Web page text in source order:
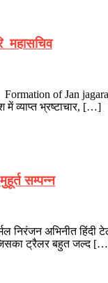
महासचिव
Formation of Jan
में व्याप्त भ्रष्टाचार, […]
सम्पन्न
निरंजन अभिनीत
जिसका ट्रैलर बहुत जल्द